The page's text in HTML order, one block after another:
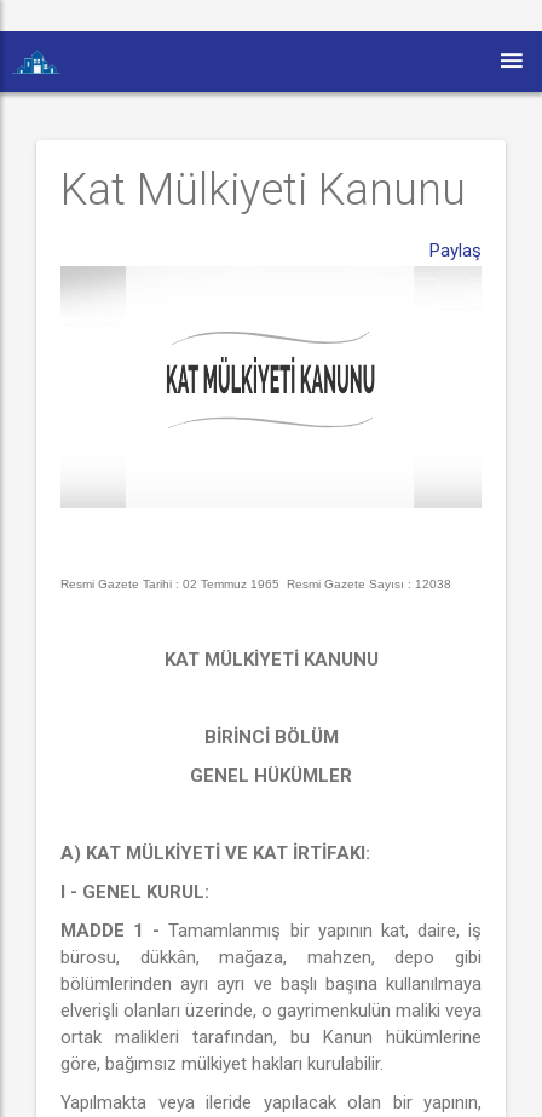
Kat Mülkiyeti Kanunu
Paylaş
Resmi Gazete Tarihi : 02 Temmuz 1965 Resmi Gazete Sayısı : 12038
KAT MÜLKİYETİ KANUNU
BİRİNCİ BÖLÜM
GENEL HÜKÜMLER
A) KAT MÜLKİYETİ VE KAT İRTİFAKI:
I - GENEL KURUL:
MADDE 1 - Tamamlanmış bir yapının kat, daire, iş
bürosu, dükkân, mağaza, mahzen, depo gibi
bölümlerinden ayrı ayrı ve başlı başına kullanılmaya
elverişli olanları üzerinde, o gayrimenkulün maliki veya
ortak malikleri tarafından, bu Kanun hükümlerine
göre, bağımsız mülkiyet hakları kurulabilir.
Yapılmakta veya ileride yapılacak olan bir yapının,